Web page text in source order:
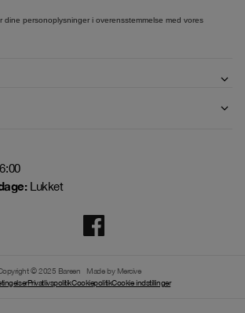
dine personoplysninger i overensstemmelse med vores
Lukket
© 2025 Bareen
Made by Mercive
PrivatlivspolitikCookiepolitikCookie indstillinger